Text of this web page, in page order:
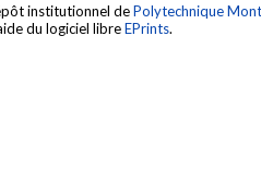
institutionnel dePolytechnique
du logiciel libreEPrints.